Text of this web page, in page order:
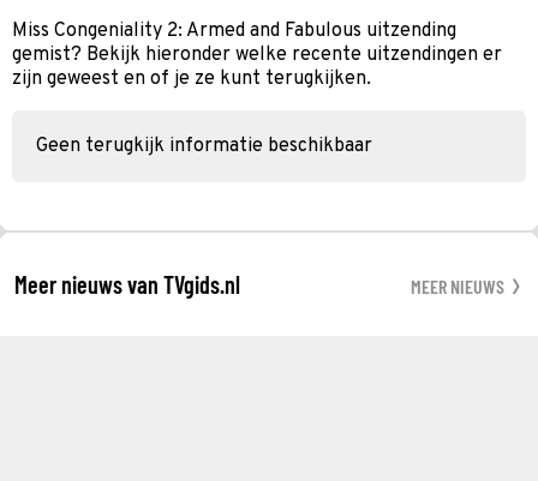
Miss Congeniality 2: Armed and Fabulous uitzending
gemist? Bekijk hieronder welke recente uitzendingen er
zijn geweest en of je ze kunt terugkijken.
Geen terugkijk informatie beschikbaar
Meer nieuws van TVgids.nl MEER NIEUWS